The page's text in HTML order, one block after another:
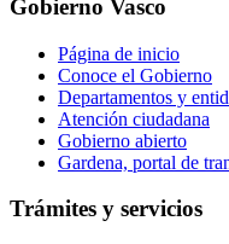
Gobierno Vasco
Página de inicio
Conoce el Gobierno
Departamentos y
Atención ciudadana
Gobierno abierto
Gardena, portal de
Trámites y servicios